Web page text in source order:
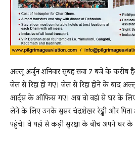
अल्लू अर्जुन शनिवार सुबह सवा 7 बजे के करीब
जेल से रिहा हो गए। जेल से रिहा होने के बाद
आर्ट्स के ऑफिस गए। अब वो वहां से घर के लिए
लेने के लिए उनके सुसर चंद्रशेखर रेड्डी और
पहुंचे। वे यहां से कड़ी सुरक्षा के बीच अपने घर के